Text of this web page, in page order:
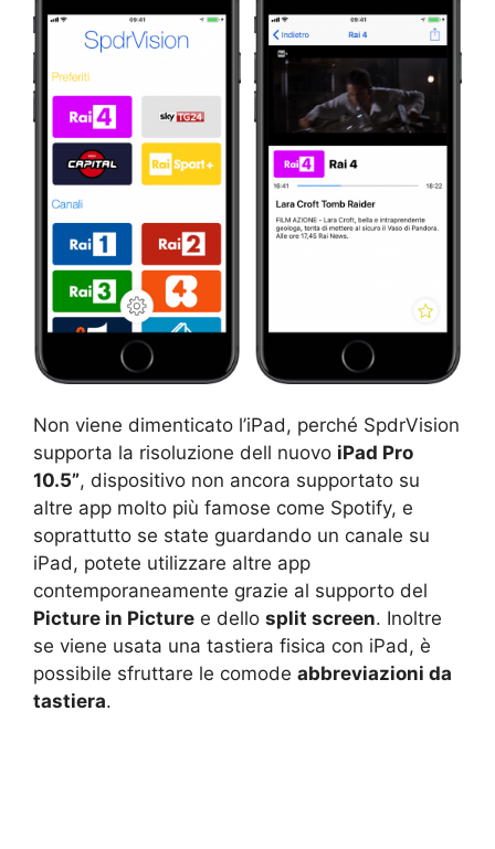
Non viene dimenticato l’iPad, perché SpdrVision
supporta la risoluzione dell nuovo iPad Pro
10.5”, dispositivo non ancora supportato su
altre app molto più famose come Spotify, e
soprattutto se state guardando un canale su
iPad, potete utilizzare altre app
contemporaneamente grazie al supporto del
Picture in Picture e dello split screen. Inoltre
se viene usata una tastiera fisica con iPad, è
possibile sfruttare le comode abbreviazioni da
tastiera.